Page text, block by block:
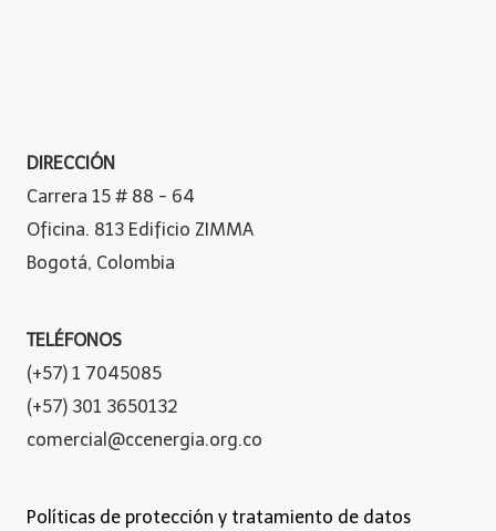
DIRECCIÓN
Carrera 15 # 88 - 64
Oficina. 813 Edificio ZIMMA
Bogotá, Colombia
TELÉFONOS
(+57) 1 7045085
(+57) 301 3650132
comercial@ccenergia.org.co
Políticas de protección y tratamiento de datos